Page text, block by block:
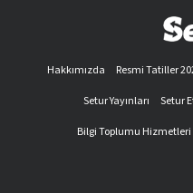
Hakkımızda Resmi Tatiller
Setur Yayınları
Setur
Bilgi Toplumu Hizmetleri